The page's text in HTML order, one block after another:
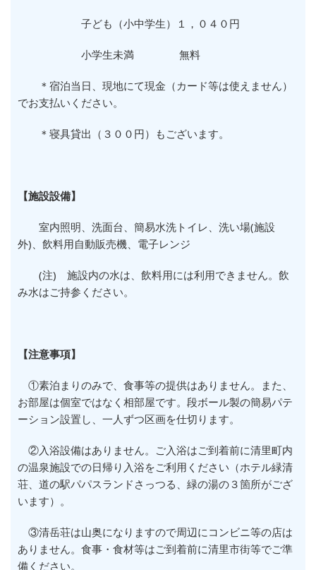
子ども（小中学生）１，０４０円
小学生未満 無料
＊宿泊当日、現地にて現金（カード等は使えません）
でお支払いください。
＊寝具貸出（３００円）もございます。
【施設設備】
室内照明、洗面台、簡易水洗トイレ、洗い場(施設
外)、飲料用自動販売機、電子レンジ
(注) 施設内の水は、飲料用には利用できません。飲
み水はご持参ください。
【注意事項】
①素泊まりのみで、食事等の提供はありません。また、
お部屋は個室ではなく相部屋です。段ボール製の簡易パテ
ーション設置し、一人ずつ区画を仕切ります。
②入浴設備はありません。ご入浴はご到着前に清里町内
の温泉施設での日帰り入浴をご利用ください（ホテル緑清
荘、道の駅パパスランドさっつる、緑の湯の３箇所がござ
います）。
③清岳荘は山奥になりますので周辺にコンビニ等の店は
ありません。食事・食材等はご到着前に清里市街等でご準
備ください。